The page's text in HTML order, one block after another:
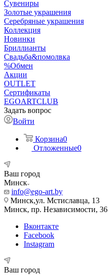
Сувениры
Золотые украшения
Серебряные украшения
Коллекция
Новинки
Бриллианты
Свадьба&помолвка
%Обмен
Акции
OUTLET
Сертификаты
EGOARTCLUB
Задать вопрос
Войти
Корзина0
Отложенные0
Ваш город
Минск
info@ego-art.by
Минск,ул. Мстиславца, 13
Минск, пр. Независимости, 36
Вконтакте
Facebook
Instagram
Ваш город